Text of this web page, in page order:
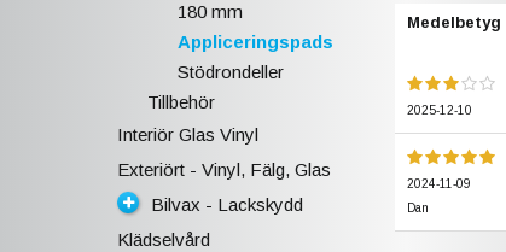
180 mm
Appliceringspads
Stödrondeller
Tillbehör
Interiör Glas Vinyl
Exteriört - Vinyl, Fälg, Glas
Bilvax - Lackskydd
Klädselvård
Medelbetyg
2025-12-10
2024-11-09
Dan